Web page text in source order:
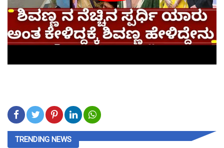
TRENDING NEWS